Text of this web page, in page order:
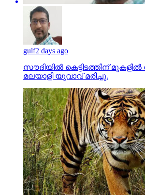
gulf2 days ago
സൗദിയില്‍ കെട്ടിടത്തിന് മുകളില്‍
മലയാളി യുവാവ് മരിച്ചു.